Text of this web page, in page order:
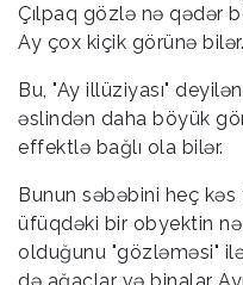
Çılpaq gözlə nə qədər
Ay çox kiçik görünə bilər.
Bu, "Ay illüziyası"
əslindən daha böyük
effektlə bağlı ola bilər.
Bunun səbəbini heç
üfüqdəki bir obyektin
olduğunu "gözləməsi"